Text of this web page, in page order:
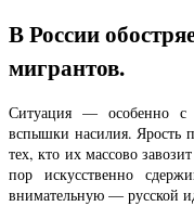
В России
мигрантов.
Ситуация — особенно
вспышки насилия. Ярость
тех, кто их массово
пор искусственно
внимательную — русской